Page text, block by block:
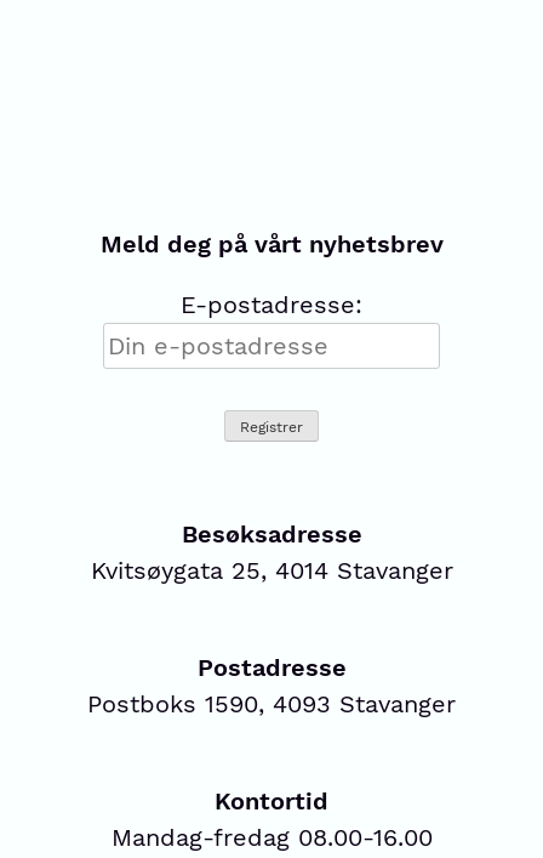
Meld deg på vårt nyhetsbrev
E-postadresse:
Besøksadresse
Kvitsøygata 25, 4014 Stavanger
Postadresse
Postboks 1590, 4093 Stavanger
Kontortid
Mandag-fredag 08.00-16.00